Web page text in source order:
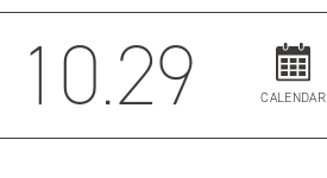
10.29 CALENDAR